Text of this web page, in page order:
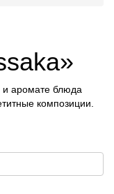
и аромате блюда
композиции.